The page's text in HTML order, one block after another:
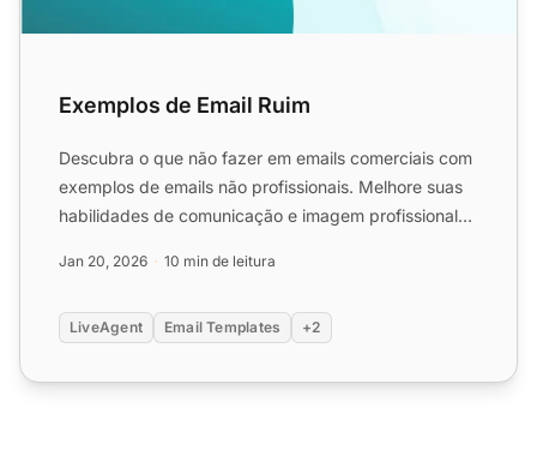
Exemplos de Email Ruim
Descubra o que não fazer em emails comerciais com
exemplos de emails não profissionais. Melhore suas
habilidades de comunicação e imagem profissional
Jan 20, 2026 10 min de leitura
LiveAgent Email Templates +2